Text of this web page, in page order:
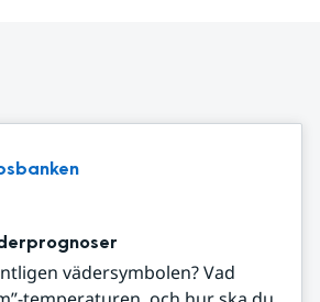
vädersymbolen? Vad